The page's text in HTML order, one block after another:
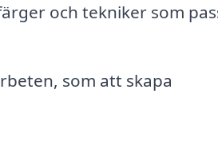
och tekniker som
som att skapa